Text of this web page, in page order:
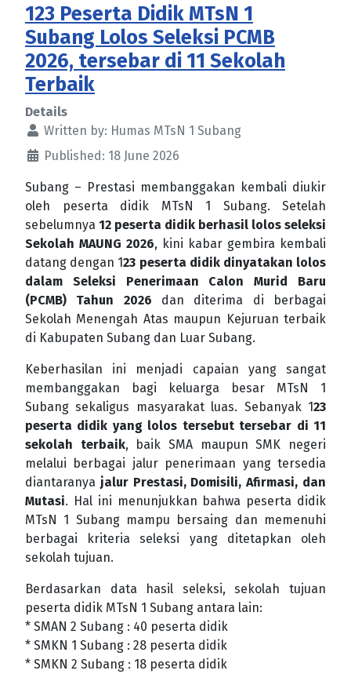
123 Peserta Didik MTsN 1
Subang Lolos Seleksi PCMB
2026, tersebar di 11 Sekolah
Terbaik
Details
Written by: Humas MTsN 1 Subang
Published: 18 June 2026
Subang – Prestasi membanggakan kembali diukir
oleh peserta didik MTsN 1 Subang. Setelah
sebelumnya 12 peserta didik berhasil lolos seleksi
Sekolah MAUNG 2026, kini kabar gembira kembali
datang dengan 123 peserta didik dinyatakan lolos
dalam Seleksi Penerimaan Calon Murid Baru
(PCMB) Tahun 2026 dan diterima di berbagai
Sekolah Menengah Atas maupun Kejuruan terbaik
di Kabupaten Subang dan Luar Subang.
Keberhasilan ini menjadi capaian yang sangat
membanggakan bagi keluarga besar MTsN 1
Subang sekaligus masyarakat luas. Sebanyak 123
peserta didik yang lolos tersebut tersebar di 11
sekolah terbaik, baik SMA maupun SMK negeri
melalui berbagai jalur penerimaan yang tersedia
diantaranya jalur Prestasi, Domisili, Afirmasi, dan
Mutasi. Hal ini menunjukkan bahwa peserta didik
MTsN 1 Subang mampu bersaing dan memenuhi
berbagai kriteria seleksi yang ditetapkan oleh
sekolah tujuan.
Berdasarkan data hasil seleksi, sekolah tujuan
peserta didik MTsN 1 Subang antara lain:
* SMAN 2 Subang : 40 peserta didik
* SMKN 1 Subang : 28 peserta didik
* SMKN 2 Subang : 18 peserta didik